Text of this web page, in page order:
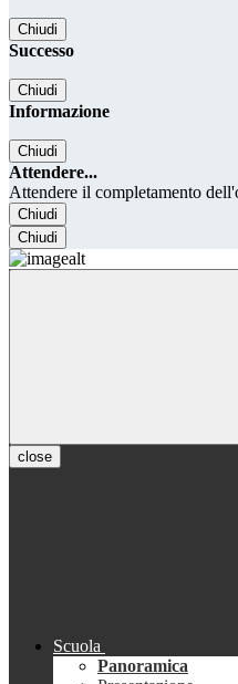
Chiudi
Successo
Chiudi
Informazione
Chiudi
Attendere...
Attendere il completamento
Chiudi
Chiudi
close
Scuola
Panoramica